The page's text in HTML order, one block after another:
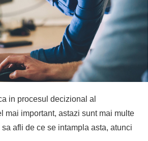
in procesul decizional al
mai important, astazi sunt mai multe
afli de ce se intampla asta, atunci